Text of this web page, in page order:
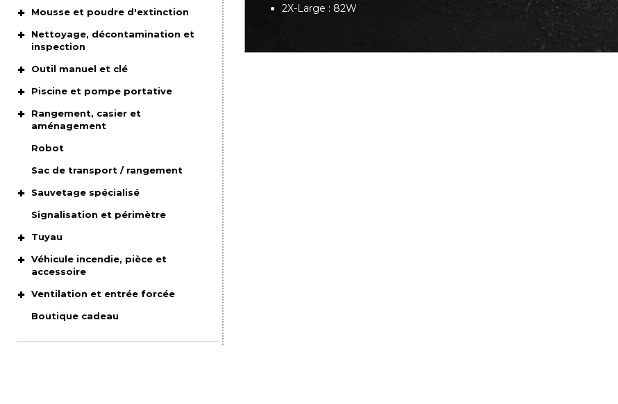
Mousse et poudre d'extinction
Nettoyage, décontamination et
inspection
Outil manuel et clé
Piscine et pompe portative
Rangement, casier et
aménagement
Robot
Sac de transport / rangement
Sauvetage spécialisé
Signalisation et périmètre
Tuyau
Véhicule incendie, pièce et
accessoire
Ventilation et entrée forcée
Boutique cadeau
2X-Large : 82W